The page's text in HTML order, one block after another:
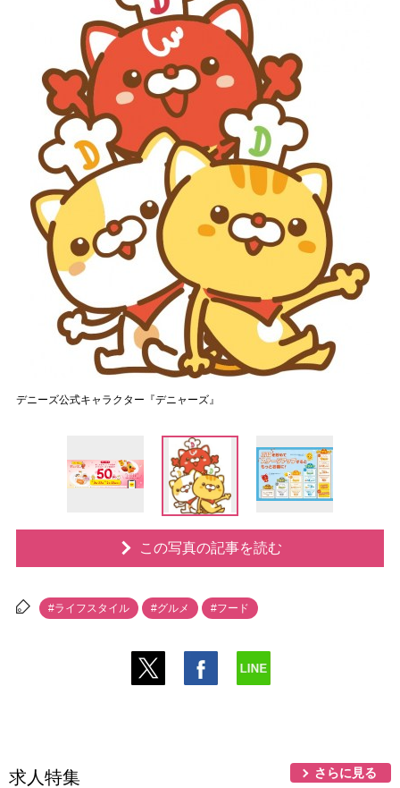
デニーズ公式キャラクター『デニャーズ』
この写真の記事を読む
#ライフスタイル #グルメ #フード
求人特集 さらに見る